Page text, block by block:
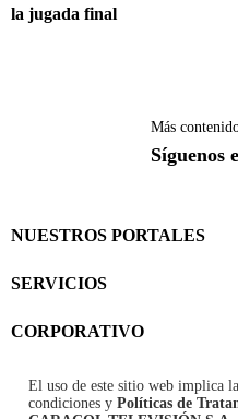
la jugada final
Más
Síguenos
NUESTROS PORTALES
SERVICIOS
CORPORATIVO
El uso de este sitio web implica
condiciones y Políticas de